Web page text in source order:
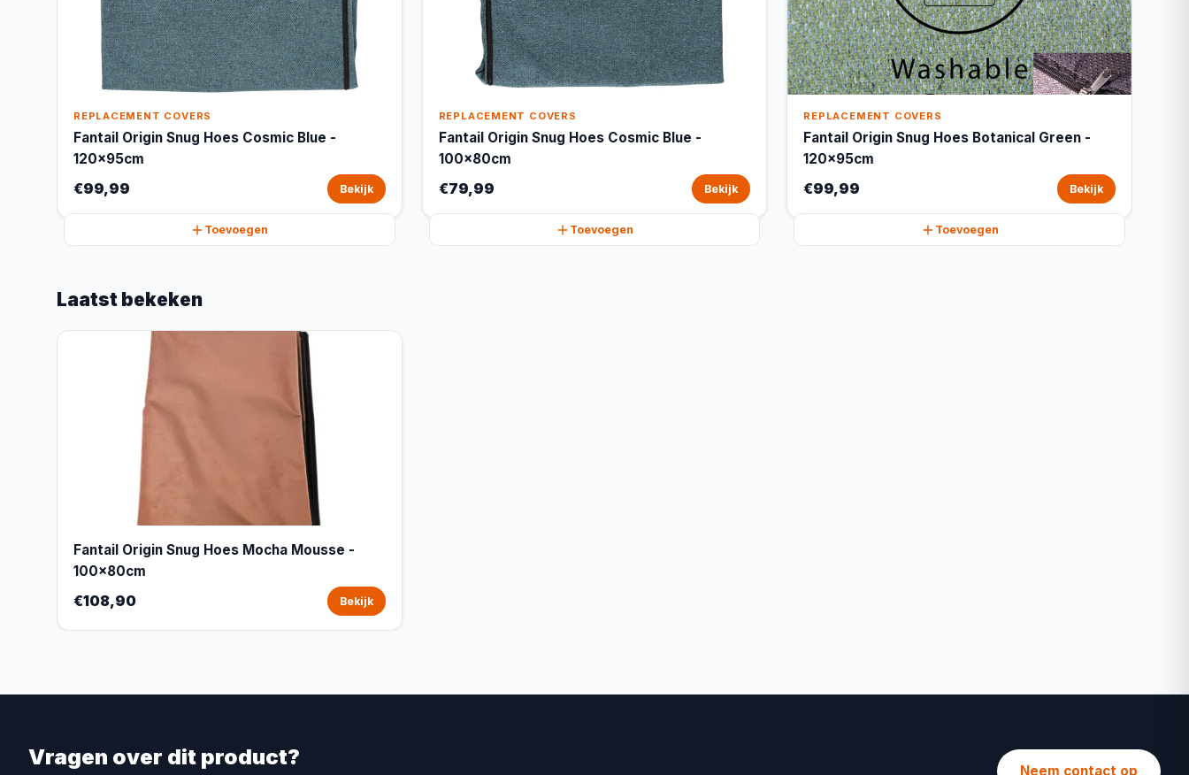
REPLACEMENT COVERS
Fantail Origin Snug Hoes Cosmic Blue -
120x95cm
€99,99 Bekijk
Toevoegen
REPLACEMENT COVERS
Fantail Origin Snug Hoes Cosmic Blue -
100x80cm
€79,99 Bekijk
Toevoegen
REPLACEMENT COVERS
Fantail Origin Snug Hoes Botanical Green -
120x95cm
€99,99 Bekijk
Toevoegen
Laatst bekeken
Fantail Origin Snug Hoes Mocha Mousse -
100x80cm
€108,90 Bekijk
Vragen over dit product?
Neem contact op